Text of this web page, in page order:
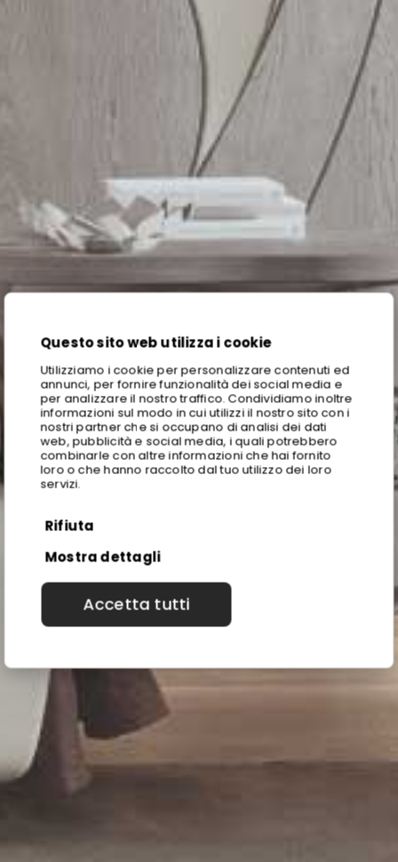
Questo sito web utilizza i cookie
Utilizziamo i cookie per personalizzare contenuti ed
annunci, per fornire funzionalità dei social media e
per analizzare il nostro traffico. Condividiamo inoltre
informazioni sul modo in cui utilizzi il nostro sito con i
nostri partner che si occupano di analisi dei dati
web, pubblicità e social media, i quali potrebbero
combinarle con altre informazioni che hai fornito
loro o che hanno raccolto dal tuo utilizzo dei loro
servizi.
Rifiuta
Mostra dettagli
Accetta tutti